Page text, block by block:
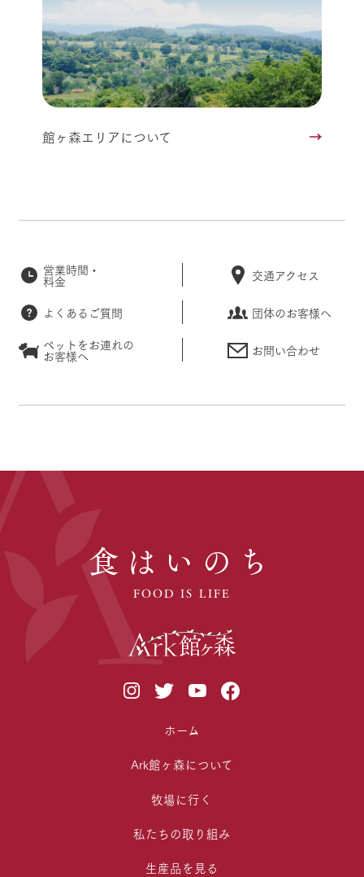
館ヶ森エリアについて
営業時間・
料金 交通アクセス
よくあるご質問
団体のお客様へ
ペットをお連れの
お客様へ お問い合わせ
食はいのち
FOOD IS LIFE
ホーム
Ark館ヶ森について
牧場に行く
私たちの取り組み
生産品を見る